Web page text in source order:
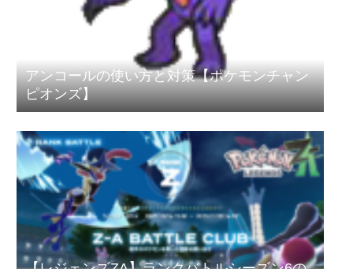
アンコールの使い方と対策【ポケモンチャン
ピオンズ】